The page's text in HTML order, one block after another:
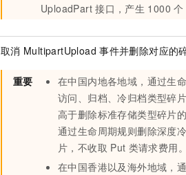
UploadPart 接口，产生 1000 个
取消 MultipartUpload 事件并删除对应的
重要
在中国内地各地域，通过生
访问、归档、冷归档类型碎
高于删除标准存储类型碎片的
通过生命周期规则删除深度
片，不收取 Put 类请求费用。
在中国香港以及海外地域，